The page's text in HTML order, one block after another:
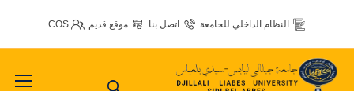
النظام الداخلي للجامعة اتصل بنا موقع قديم COS